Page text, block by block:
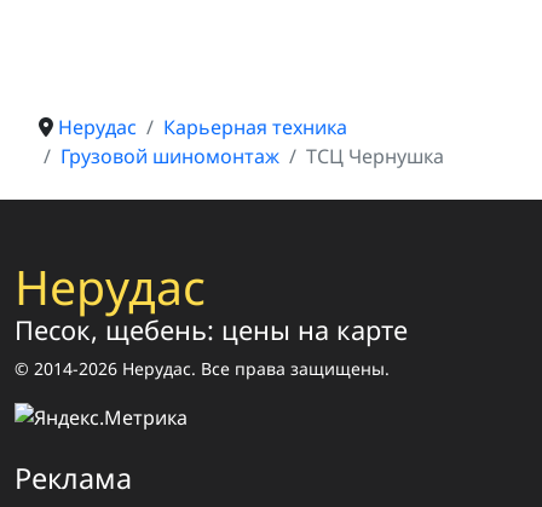
Нерудас
Карьерная техника
Грузовой шиномонтаж
ТСЦ Чернушка
Нерудас
Песок, щебень: цены на карте
© 2014-2026 Нерудас. Все права защищены.
Реклама